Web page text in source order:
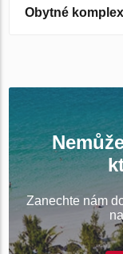
Obytné
Zanechte nám